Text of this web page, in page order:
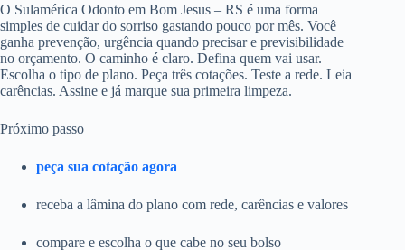
O Sulamérica Odonto em Bom Jesus – RS é uma forma
simples de cuidar do sorriso gastando pouco por mês. Você
ganha prevenção, urgência quando precisar e previsibilidade
no orçamento. O caminho é claro. Defina quem vai usar.
Escolha o tipo de plano. Peça três cotações. Teste a rede. Leia
carências. Assine e já marque sua primeira limpeza.
Próximo passo
peça sua cotação agora
receba a lâmina do plano com rede, carências e valores
compare e escolha o que cabe no seu bolso